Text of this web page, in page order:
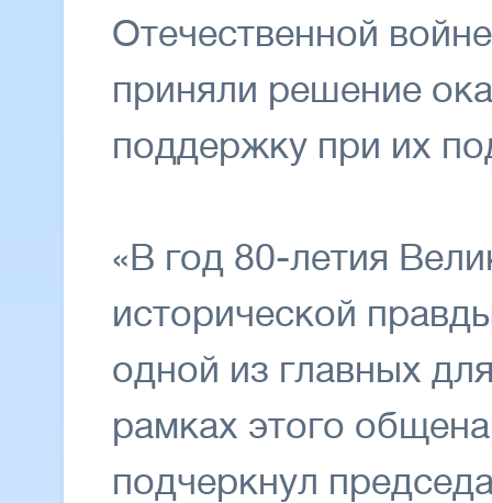
Отечественной
приняли решение
поддержку при их
«В год 80-летия
исторической
одной из главных
рамках этого
подчеркнул